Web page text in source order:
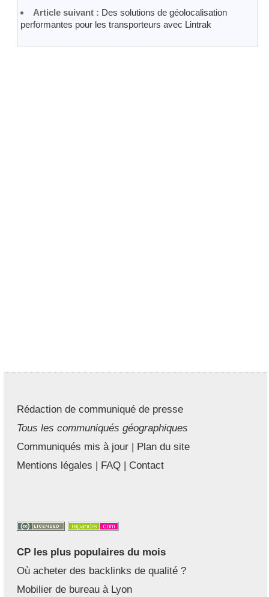
Article suivant : Des solutions de géolocalisation
performantes pour les transporteurs avec Lintrak
Rédaction de communiqué de presse
Tous les communiqués géographiques
Communiqués mis à jour | Plan du site
Mentions légales | FAQ | Contact
CP les plus populaires du mois
Où acheter des backlinks de qualité ?
Mobilier de bureau à Lyon